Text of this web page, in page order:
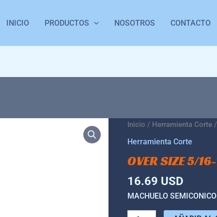
INICIO PRODUCTOS NOSOTROS CONTACTO
Inicio / Herramienta Corte
Herramienta Corte
OVER SIZE 5/
16.69 USD
MACHUELO
over
size
18